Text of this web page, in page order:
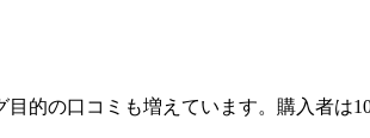
的の口コミも増えています。購入者は10